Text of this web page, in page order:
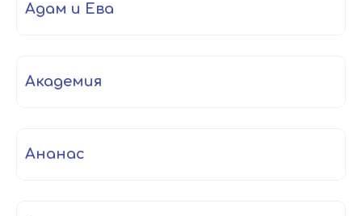
Адам и Ева
академия
ананас